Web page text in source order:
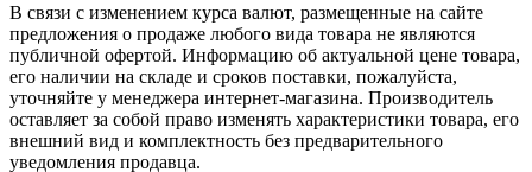
В связи с изменением курса валют, размещенные на сайте
предложения о продаже любого вида товара не являются
публичной офертой. Информацию об актуальной цене товара,
его наличии на складе и сроков поставки, пожалуйста,
уточняйте у менеджера интернет-магазина. Производитель
оставляет за собой право изменять характеристики товара, его
внешний вид и комплектность без предварительного
уведомления продавца.